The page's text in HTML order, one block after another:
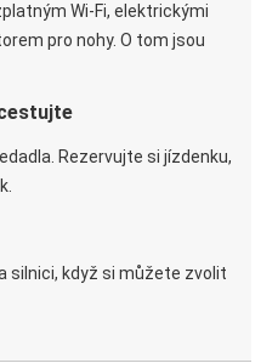
Wi-Fi, elektrickými
pro nohy. O tom jsou
Rezervujte si jízdenku,
silnici, když si můžete zvolit